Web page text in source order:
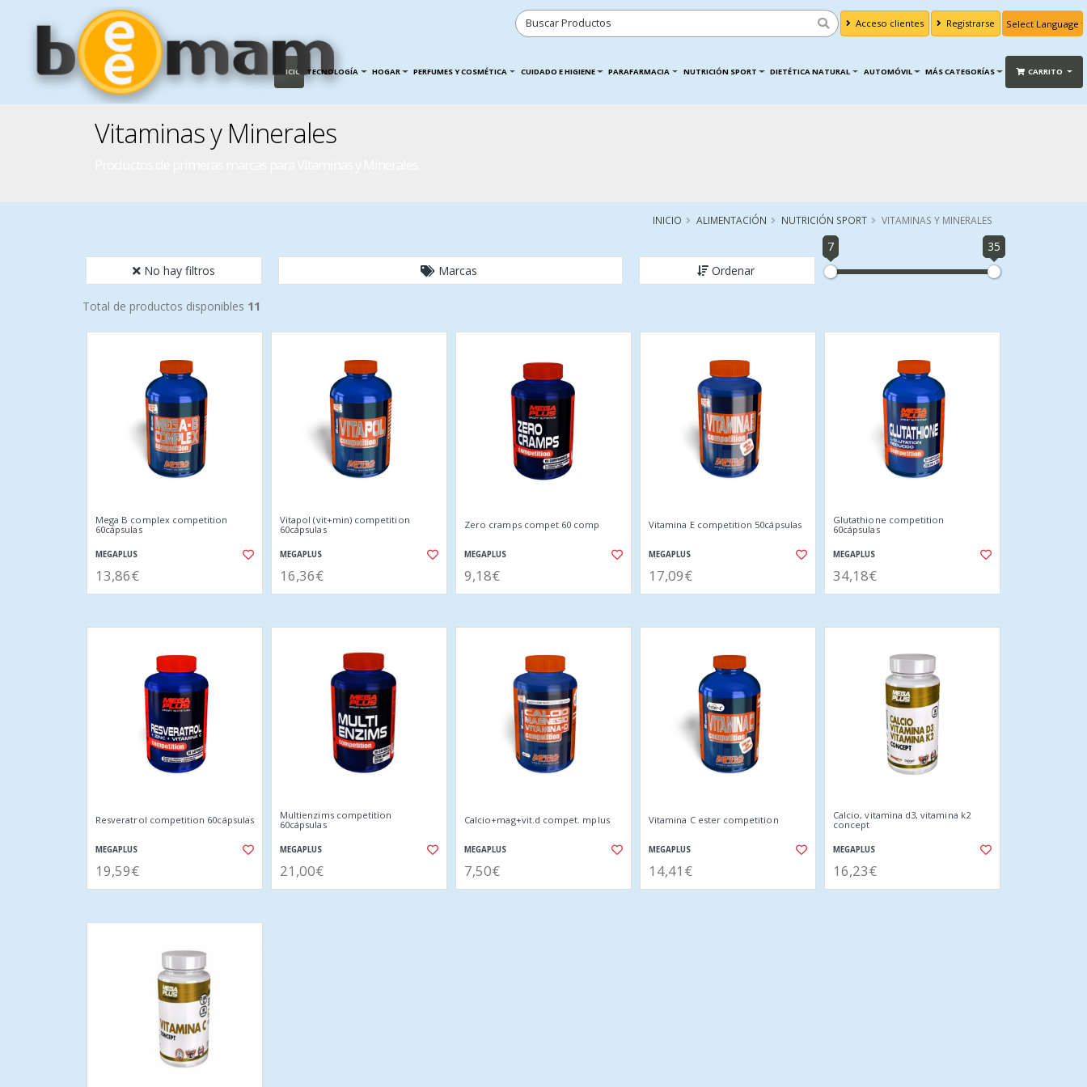
Acceso clientes Registrarse
Translate
INICIO TECNOLOGÍA HOGAR PERFUMES Y COSMÉTICA CUIDADO E HIGIENE PARAFARMACIA NUTRICIÓN SPORT DIETÉTICA NATURAL AUTOMÓVIL MÁS CATEGORÍAS CARRITO
Vitaminas y Minerales
INICIO ALIMENTACIÓN NUTRICIÓN SPORT VITAMINAS Y MINERALES
No hay filtros Marcas Ordenar
7 35
Total de productos disponibles 11
Mega B complex competition
60cápsulas
MEGAPLUS
13,86€
Vitapol (vit+min) competition
60cápsulas
MEGAPLUS
16,36€
Zero cramps compet 60 comp
MEGAPLUS
9,18€
Vitamina E competition 50cápsulas
MEGAPLUS
17,09€
Glutathione competition
60cápsulas
MEGAPLUS
34,18€
Resveratrol competition 60cápsulas
MEGAPLUS
19,59€
Multienzims competition
60cápsulas
MEGAPLUS
21,00€
Calcio+mag+vit.d compet. mplus
MEGAPLUS
7,50€
Vitamina C ester competition
MEGAPLUS
14,41€
Calcio, vitamina d3, vitamina k2
concept
MEGAPLUS
16,23€